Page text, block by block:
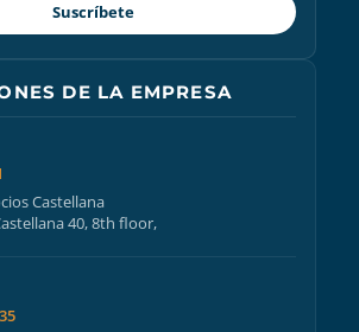
Suscríbete
DE LA EMPRESA
Castellana
40, 8th floor,